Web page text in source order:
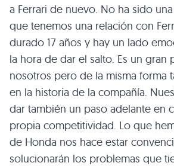
a Ferrari de nuevo. No ha sido
que tenemos una relación con
durado 17 años y hay un lado
la hora de dar el salto. Es un gran
nosotros pero de la misma forma
en la historia de la compañía.
dar también un paso adelante en
propia competitividad. Lo que
de Honda nos hace estar
solucionarán los problemas que